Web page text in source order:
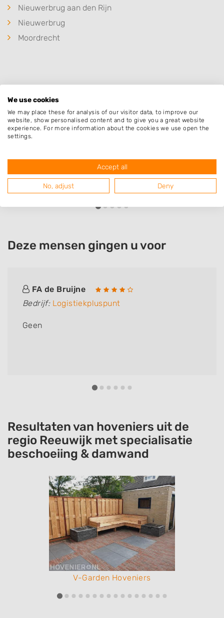
Nieuwerbrug aan den Rijn
Nieuwerbrug
Moordrecht
Logistiekpluspunt
2803PB Gouda
Deze mensen gingen u voor
FA de Bruijne
Bedrijf: Logistiekpluspunt
Geen
Resultaten van hoveniers uit de
regio Reeuwijk met specialisatie
beschoeiing & damwand
V-Garden Hoveniers
We use cookies
We may place these for analysis of our visitor data, to improve our
website, show personalised content and to give you a great website
experience. For more information about the cookies we use open the
settings.
Accept all
No, adjust Deny